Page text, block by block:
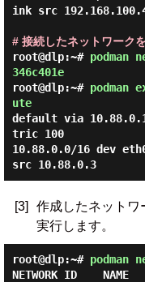
ink src
# 接続したネットワーク
root@dlp:~# podman
346c401e
root@dlp:~# podman
ute
default via
tric 100
10.88.0.0/16 dev
src 10.88.0.3
[3]
作成したネットワ
実行します。
root@dlp:~# podman
NETWORK ID